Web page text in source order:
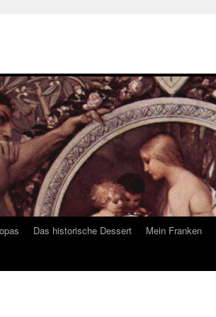
Das historische Dessert Mein Franken